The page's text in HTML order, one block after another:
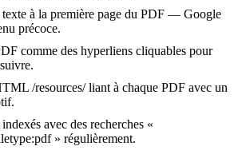
à la première page du PDF — Google
précoce.
comme des hyperliens cliquables pour
/resources/ liant à chaque PDF avec un
avec des recherches «
» régulièrement.